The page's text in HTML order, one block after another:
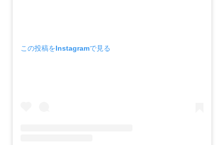
この投稿をInstagramで見る